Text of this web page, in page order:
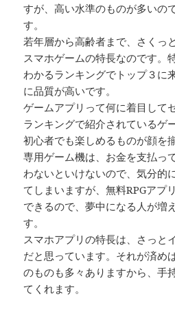
すが、高い水準のものが多いの
す。
若年層から高齢者まで、さくっ
スマホゲームの特長なのです。
わかるランキングでトップ３に
に品質が高いです。
ゲームアプリって何に着目して
ランキングで紹介されているゲ
初心者でも楽しめるものが顔を
専用ゲーム機は、お金を支払っ
わないといけないので、気分的
てしまいますが、無料RPGアプ
できるので、夢中になる人が増
す。
スマホアプリの特長は、さっと
だと思っています。それが済め
のものも多々ありますから、手
てくれます。